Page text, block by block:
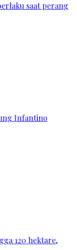
saat perang
Infantino
120 hektare,